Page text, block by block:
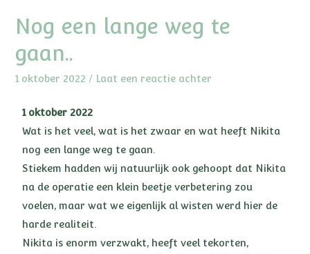
Nog een lange weg te
gaan..
1 oktober 2022 / Laat een reactie achter
1 oktober 2022
Wat is het veel, wat is het zwaar en wat heeft Nikita
nog een lange weg te gaan.
Stiekem hadden wij natuurlijk ook gehoopt dat Nikita
na de operatie een klein beetje verbetering zou
voelen, maar wat we eigenlijk al wisten werd hier de
harde realiteit.
Nikita is enorm verzwakt, heeft veel tekorten,